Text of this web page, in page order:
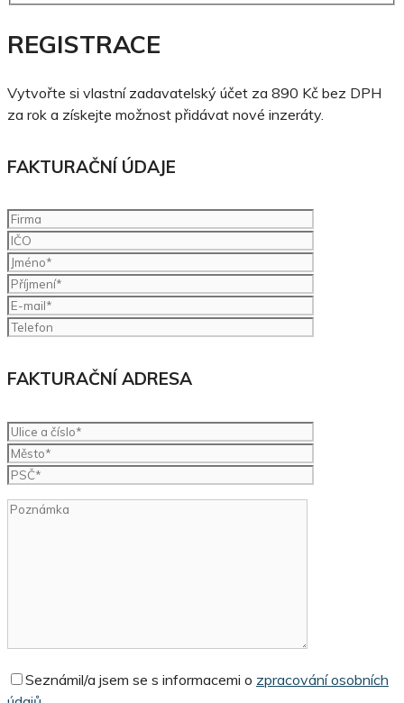
REGISTRACE
Vytvořte si vlastní zadavatelský účet za 890 Kč bez DPH
za rok a získejte možnost přidávat nové inzeráty.
FAKTURAČNÍ ÚDAJE
FAKTURAČNÍ ADRESA
Seznámil/a jsem se s informacemi o zpracování osobních